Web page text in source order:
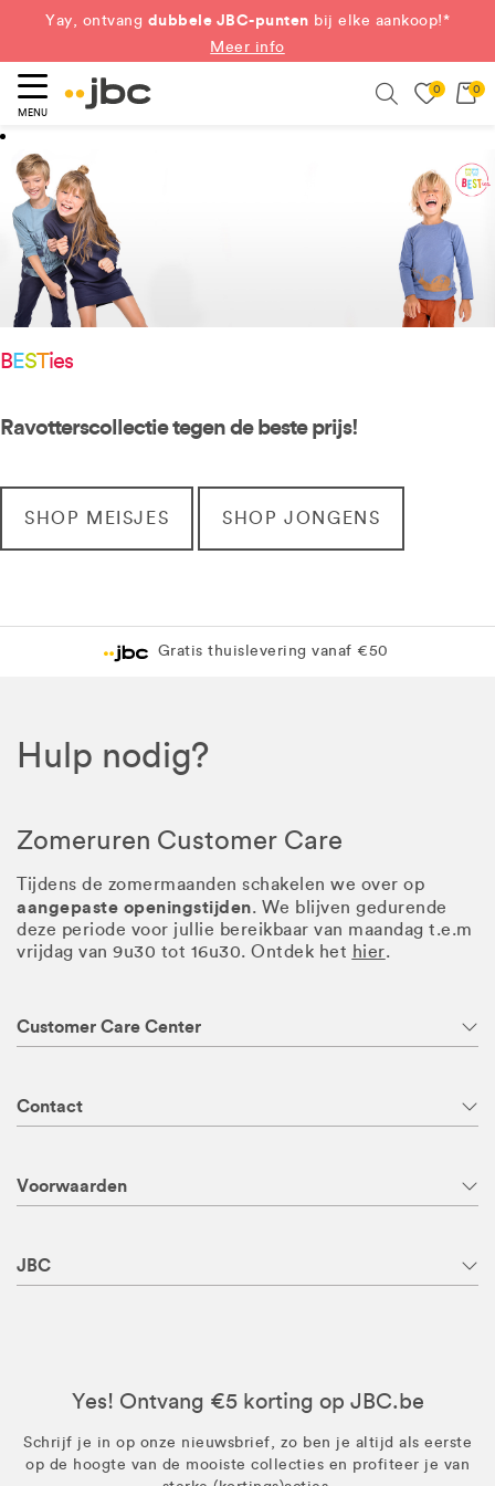
Yay, ontvang dubbele JBC-punten bij elke aankoop!*
Meer info
MENU
0 0
BESTies
Ravotterscollectie tegen de beste prijs!
SHOP MEISJES SHOP JONGENS
Gratis thuislevering vanaf €50
Hulp nodig?
Zomeruren Customer Care
Tijdens de zomermaanden schakelen we over op
aangepaste openingstijden. We blijven gedurende
deze periode voor jullie bereikbaar van maandag t.e.m
vrijdag van 9u30 tot 16u30. Ontdek het hier.
Customer Care Center
Contact
Voorwaarden
JBC
Yes! Ontvang €5 korting op JBC.be
Schrijf je in op onze nieuwsbrief, zo ben je altijd als eerste
op de hoogte van de mooiste collecties en profiteer je van